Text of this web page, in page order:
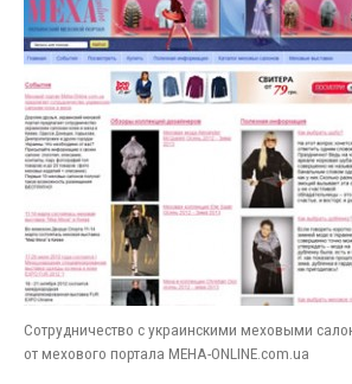
Сотрудничество с украинскими меховыми
от мехового портала MEHA-ONLINE.com.ua